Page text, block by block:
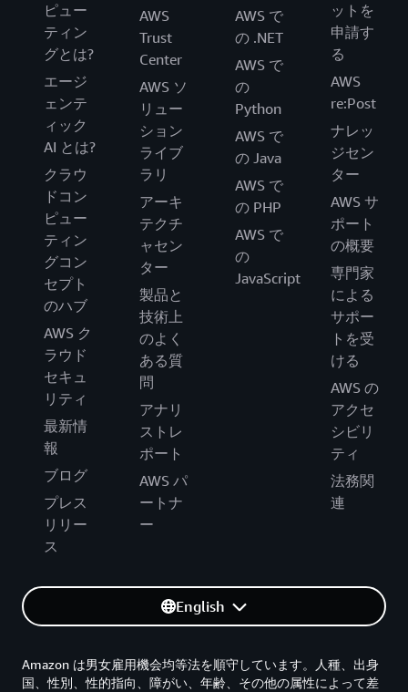
ピュー
ティン
グとは?
エージ
ェンテ
ィック
AI とは?
クラウ
ドコン
ピュー
ティン
グコン
セプト
のハブ
AWS ク
ラウド
セキュ
リティ
最新情
報
ブログ
プレス
リリー
ス
AWS
Trust
Center
AWS ソ
リュー
ション
ライブ
ラリ
アーキ
テクチ
ャセン
ター
製品と
技術上
のよく
ある質
問
アナリ
ストレ
ポート
AWS パ
ートナ
ー
AWS で
の .NET
AWS で
の
Python
AWS で
の Java
AWS で
の PHP
AWS で
の
JavaScript
ットを
申請す
る
AWS
re:Post
ナレッ
ジセン
ター
AWS サ
ポート
の概要
専門家
による
サポー
トを受
ける
AWS の
アクセ
シビリ
ティ
法務関
連
English
Amazon は男女雇用機会均等法を順守しています。人種、出身
国、性別、性的指向、障がい、年齢、その他の属性によって差